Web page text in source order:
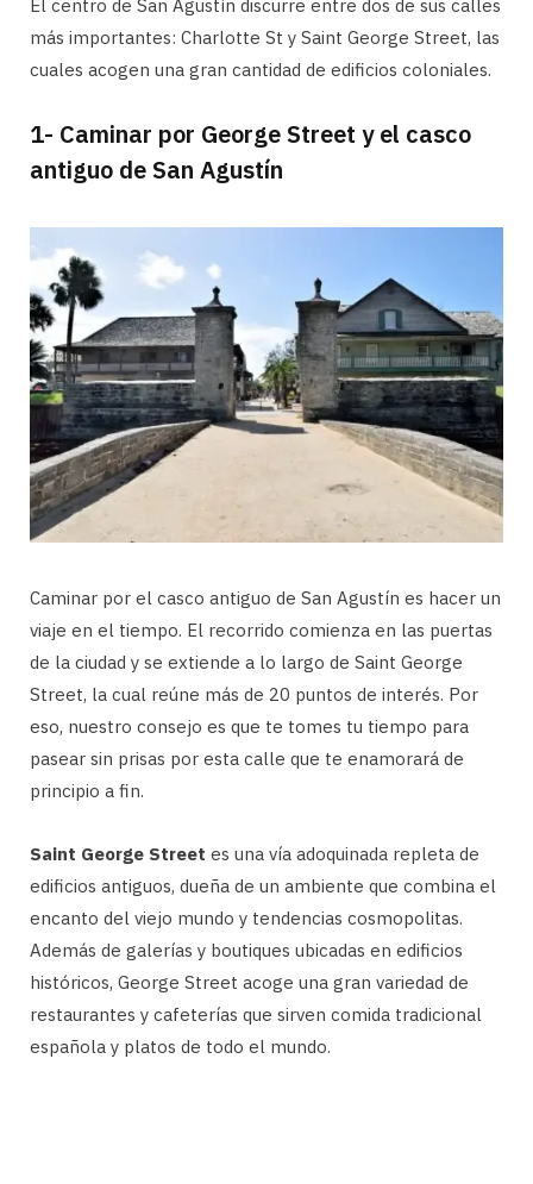
El centro de San Agustín discurre entre dos de sus calles
más importantes: Charlotte St y Saint George Street, las
cuales acogen una gran cantidad de edificios coloniales.
1- Caminar por George Street y el casco
antiguo de San Agustín
Caminar por el casco antiguo de San Agustín es hacer un
viaje en el tiempo. El recorrido comienza en las puertas
de la ciudad y se extiende a lo largo de Saint George
Street, la cual reúne más de 20 puntos de interés. Por
eso, nuestro consejo es que te tomes tu tiempo para
pasear sin prisas por esta calle que te enamorará de
principio a fin.
Saint George Street es una vía adoquinada repleta de
edificios antiguos, dueña de un ambiente que combina el
encanto del viejo mundo y tendencias cosmopolitas.
Además de galerías y boutiques ubicadas en edificios
históricos, George Street acoge una gran variedad de
restaurantes y cafeterías que sirven comida tradicional
española y platos de todo el mundo.